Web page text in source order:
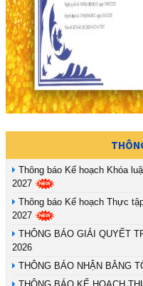
Thông báo Kế hoạch Khóa
2027
Thông báo Kế hoạch Thực
2027
THÔNG BÁO GIẢI QUYẾT
2026
THÔNG BÁO NHẬN BẰNG